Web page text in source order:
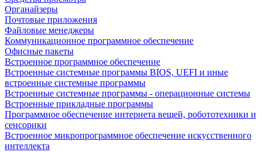
Органайзеры
Почтовые приложения
Файловые менеджеры
Коммуникационное программное обеспечение
Офисные пакеты
Встроенное программное обеспечение
Встроенные системные программы BIOS, UEFI и иные
встроенные системные программы
Встроенные системные программы - операционные системы
Встроенные прикладные программы
Программное обеспечение интернета вещей, робототехники и
сенсорики
Встроенное микропрограммное обеспечение искусственного
интеллекта